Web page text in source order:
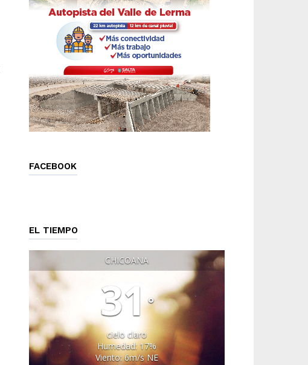
FACEBOOK
EL TIEMPO
CHICOANA
31°
cielo claro
Humedad: 17%
Viento: 6m/s NE